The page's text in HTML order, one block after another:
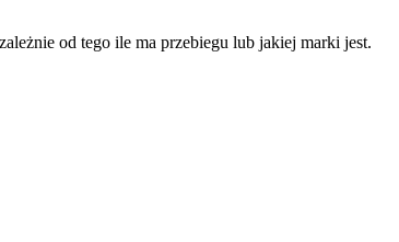
od tego ile ma przebiegu lub jakiej marki jest.